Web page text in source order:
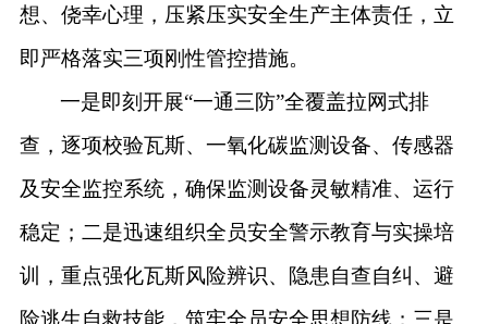
想、侥幸心理，压紧压实安全生产主体责任，立
即严格落实三项刚性管控措施。
一是即刻开展“一通三防”全覆盖拉网式排
查，逐项校验瓦斯、一氧化碳监测设备、传感器
及安全监控系统，确保监测设备灵敏精准、运行
稳定；二是迅速组织全员安全警示教育与实操培
训，重点强化瓦斯风险辨识、隐患自查自纠、避
险逃生自救技能，筑牢全员安全思想防线；三是